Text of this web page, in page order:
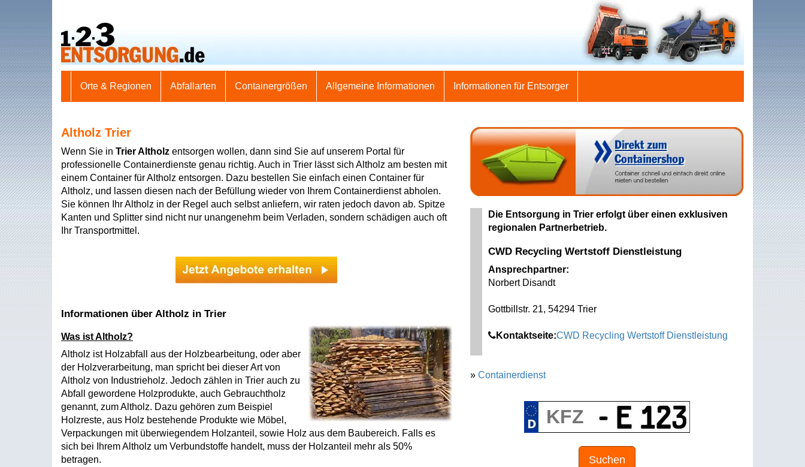
Orte & Regionen Abfallarten Containergrößen Allgemeine Informationen Informationen für Entsorger
Altholz Trier
Wenn Sie in Trier Altholz entsorgen wollen, dann sind Sie auf unserem Portal für
professionelle Containerdienste genau richtig. Auch in Trier lässt sich Altholz am besten mit
einem Container für Altholz entsorgen. Dazu bestellen Sie einfach einen Container für
Altholz, und lassen diesen nach der Befüllung wieder von Ihrem Containerdienst abholen.
Sie können Ihr Altholz in der Regel auch selbst anliefern, wir raten jedoch davon ab. Spitze
Kanten und Splitter sind nicht nur unangenehm beim Verladen, sondern schädigen auch oft
Ihr Transportmittel.
Informationen über Altholz in Trier
Was ist Altholz?
Altholz ist Holzabfall aus der Holzbearbeitung, oder aber
der Holzverarbeitung, man spricht bei dieser Art von
Altholz von Industrieholz. Jedoch zählen in Trier auch zu
Abfall gewordene Holzprodukte, auch Gebrauchtholz
genannt, zum Altholz. Dazu gehören zum Beispiel
Holzreste, aus Holz bestehende Produkte wie Möbel,
Verpackungen mit überwiegendem Holzanteil, sowie Holz aus dem Baubereich. Falls es
sich bei Ihrem Altholz um Verbundstoffe handelt, muss der Holzanteil mehr als 50%
betragen.
Die Entsorgung in Trier erfolgt über einen exklusiven
regionalen Partnerbetrieb.
CWD Recycling Wertstoff Dienstleistung
Ansprechpartner:
Norbert Disandt
Gottbillstr. 21, 54294 Trier
Kontaktseite:CWD Recycling Wertstoff Dienstleistung
» Containerdienst
Suchen